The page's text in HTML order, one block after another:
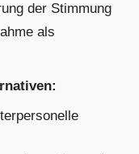
der Stimmung
als